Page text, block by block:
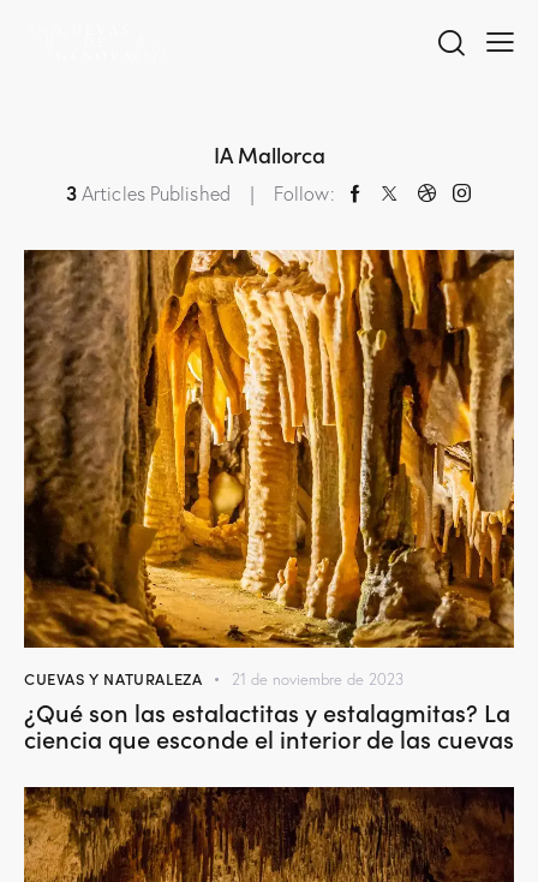
IA Mallorca
3Articles Published Follow:
CUEVAS Y NATURALEZA 21 de noviembre de 2023
¿Qué son las estalactitas y estalagmitas? La
ciencia que esconde el interior de las cuevas